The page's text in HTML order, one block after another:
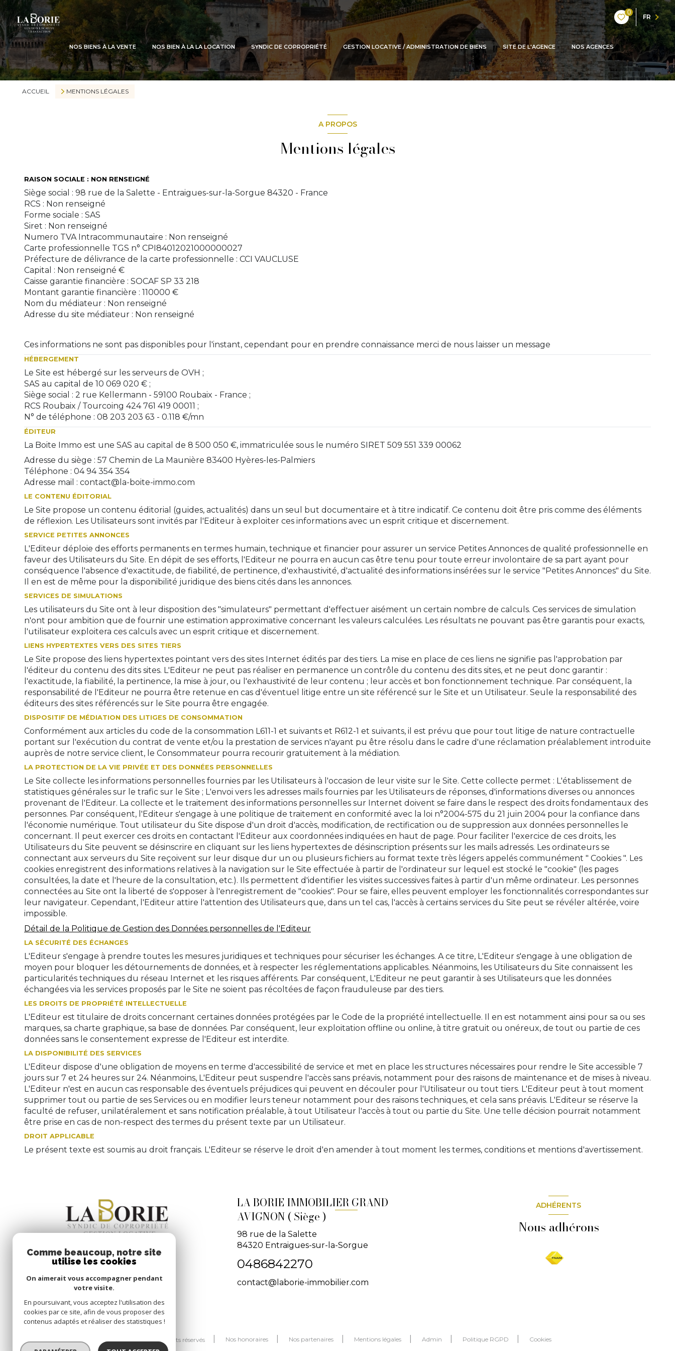
0
FR
NOS BIENS À LA VENTE NOS BIEN À LA LA LOCATION SYNDIC DE COPROPRIÉTÉ GESTION LOCATIVE / ADMINISTRATION DE BIENS SITE DE L'AGENCE NOS AGENCES
ACCUEIL MENTIONS LÉGALES
A PROPOS
Mentions légales
RAISON SOCIALE : NON RENSEIGNÉ
Siège social : 98 rue de la Salette - Entraigues-sur-la-Sorgue 84320 - France
RCS : Non renseigné
Forme sociale : SAS
Siret : Non renseigné
Numero TVA Intracommunautaire : Non renseigné
Carte professionnelle TGS n° CPI84012021000000027
Préfecture de délivrance de la carte professionnelle : CCI VAUCLUSE
Capital : Non renseigné €
Caisse garantie financière : SOCAF SP 33 218
Montant garantie financière : 110000 €
Nom du médiateur : Non renseigné
Adresse du site médiateur : Non renseigné
Ces informations ne sont pas disponibles pour l'instant, cependant pour en prendre connaissance merci de nous laisser un message
HÉBERGEMENT
Le Site est hébergé sur les serveurs de OVH ;
SAS au capital de 10 069 020 € ;
Siège social : 2 rue Kellermann - 59100 Roubaix - France ;
RCS Roubaix / Tourcoing 424 761 419 00011 ;
N° de téléphone : 08 203 203 63 - 0.118 €/mn
ÉDITEUR
La Boite Immo est une SAS au capital de 8 500 050 €, immatriculée sous le numéro SIRET 509 551 339 00062
Adresse du siège : 57 Chemin de La Maunière 83400 Hyères-les-Palmiers
Téléphone : 04 94 354 354
Adresse mail : contact@la-boite-immo.com
LE CONTENU ÉDITORIAL
Le Site propose un contenu éditorial (guides, actualités) dans un seul but documentaire et à titre indicatif. Ce contenu doit être pris comme des éléments
de réflexion. Les Utilisateurs sont invités par l'Editeur à exploiter ces informations avec un esprit critique et discernement.
SERVICE PETITES ANNONCES
L'Editeur déploie des efforts permanents en termes humain, technique et financier pour assurer un service Petites Annonces de qualité professionnelle en
faveur des Utilisateurs du Site. En dépit de ses efforts, l'Editeur ne pourra en aucun cas être tenu pour toute erreur involontaire de sa part ayant pour
conséquence l'absence d'exactitude, de fiabilité, de pertinence, d'exhaustivité, d'actualité des informations insérées sur le service "Petites Annonces" du Site.
Il en est de même pour la disponibilité juridique des biens cités dans les annonces.
SERVICES DE SIMULATIONS
Les utilisateurs du Site ont à leur disposition des "simulateurs" permettant d'effectuer aisément un certain nombre de calculs. Ces services de simulation
n'ont pour ambition que de fournir une estimation approximative concernant les valeurs calculées. Les résultats ne pouvant pas être garantis pour exacts,
l'utilisateur exploitera ces calculs avec un esprit critique et discernement.
LIENS HYPERTEXTES VERS DES SITES TIERS
Le Site propose des liens hypertextes pointant vers des sites Internet édités par des tiers. La mise en place de ces liens ne signifie pas l'approbation par
l'éditeur du contenu des dits sites. L'Editeur ne peut pas réaliser en permanence un contrôle du contenu des dits sites, et ne peut donc garantir :
l'exactitude, la fiabilité, la pertinence, la mise à jour, ou l'exhaustivité de leur contenu ; leur accès et bon fonctionnement technique. Par conséquent, la
responsabilité de l'Editeur ne pourra être retenue en cas d'éventuel litige entre un site référencé sur le Site et un Utilisateur. Seule la responsabilité des
éditeurs des sites référencés sur le Site pourra être engagée.
DISPOSITIF DE MÉDIATION DES LITIGES DE CONSOMMATION
Conformément aux articles du code de la consommation L611-1 et suivants et R612-1 et suivants, il est prévu que pour tout litige de nature contractuelle
portant sur l'exécution du contrat de vente et/ou la prestation de services n'ayant pu être résolu dans le cadre d'une réclamation préalablement introduite
auprès de notre service client, le Consommateur pourra recourir gratuitement à la médiation.
LA PROTECTION DE LA VIE PRIVÉE ET DES DONNÉES PERSONNELLES
Le Site collecte les informations personnelles fournies par les Utilisateurs à l'occasion de leur visite sur le Site. Cette collecte permet : L'établissement de
statistiques générales sur le trafic sur le Site ; L'envoi vers les adresses mails fournies par les Utilisateurs de réponses, d'informations diverses ou annonces
provenant de l'Editeur. La collecte et le traitement des informations personnelles sur Internet doivent se faire dans le respect des droits fondamentaux des
personnes. Par conséquent, l'Editeur s'engage à une politique de traitement en conformité avec la loi n°2004-575 du 21 juin 2004 pour la confiance dans
l'économie numérique. Tout utilisateur du Site dispose d'un droit d'accès, modification, de rectification ou de suppression aux données personnelles le
concernant. Il peut exercer ces droits en contactant l'Editeur aux coordonnées indiquées en haut de page. Pour faciliter l'exercice de ces droits, les
Utilisateurs du Site peuvent se désinscrire en cliquant sur les liens hypertextes de désinscription présents sur les mails adressés. Les ordinateurs se
connectant aux serveurs du Site reçoivent sur leur disque dur un ou plusieurs fichiers au format texte très légers appelés communément " Cookies ". Les
cookies enregistrent des informations relatives à la navigation sur le Site effectuée à partir de l'ordinateur sur lequel est stocké le "cookie" (les pages
consultées, la date et l'heure de la consultation, etc.). Ils permettent d'identifier les visites successives faites à partir d'un même ordinateur. Les personnes
connectées au Site ont la liberté de s'opposer à l'enregistrement de "cookies". Pour se faire, elles peuvent employer les fonctionnalités correspondantes sur
leur navigateur. Cependant, l'Editeur attire l'attention des Utilisateurs que, dans un tel cas, l'accès à certains services du Site peut se révéler altérée, voire
impossible.
Détail de la Politique de Gestion des Données personnelles de l'Editeur
LA SÉCURITÉ DES ÉCHANGES
L'Editeur s'engage à prendre toutes les mesures juridiques et techniques pour sécuriser les échanges. A ce titre, L'Editeur s'engage à une obligation de
moyen pour bloquer les détournements de données, et à respecter les réglementations applicables. Néanmoins, les Utilisateurs du Site connaissent les
particularités techniques du réseau Internet et les risques afférents. Par conséquent, L'Editeur ne peut garantir à ses Utilisateurs que les données
échangées via les services proposés par le Site ne soient pas récoltées de façon frauduleuse par des tiers.
LES DROITS DE PROPRIÉTÉ INTELLECTUELLE
L'Editeur est titulaire de droits concernant certaines données protégées par le Code de la propriété intellectuelle. Il en est notamment ainsi pour sa ou ses
marques, sa charte graphique, sa base de données. Par conséquent, leur exploitation offline ou online, à titre gratuit ou onéreux, de tout ou partie de ces
données sans le consentement expresse de l'Editeur est interdite.
LA DISPONIBILITÉ DES SERVICES
L'Editeur dispose d'une obligation de moyens en terme d'accessibilité de service et met en place les structures nécessaires pour rendre le Site accessible 7
jours sur 7 et 24 heures sur 24. Néanmoins, L'Editeur peut suspendre l'accès sans préavis, notamment pour des raisons de maintenance et de mises à niveau.
L'Editeur n'est en aucun cas responsable des éventuels préjudices qui peuvent en découler pour l'Utilisateur ou tout tiers. L'Editeur peut à tout moment
supprimer tout ou partie de ses Services ou en modifier leurs teneur notamment pour des raisons techniques, et cela sans préavis. L'Editeur se réserve la
faculté de refuser, unilatéralement et sans notification préalable, à tout Utilisateur l'accès à tout ou partie du Site. Une telle décision pourrait notamment
être prise en cas de non-respect des termes du présent texte par un Utilisateur.
DROIT APPLICABLE
Le présent texte est soumis au droit français. L'Editeur se réserve le droit d'en amender à tout moment les termes, conditions et mentions d'avertissement.
LA BORIE IMMOBILIER GRAND
AVIGNON ( Siège )
98 rue de la Salette
84320 Entraigues-sur-la-Sorgue
0486842270
contact@laborie-immobilier.com
ADHÉRENTS
Nous adhérons
© 2026 | Tous droits réservés Nos honoraires Nos partenaires Mentions légales Admin Politique RGPD Cookies
Comme beaucoup, notre site
utilise les cookies
On aimerait vous accompagner pendant
votre visite.
En poursuivant, vous acceptez l'utilisation des
cookies par ce site, afin de vous proposer des
contenus adaptés et réaliser des statistiques !